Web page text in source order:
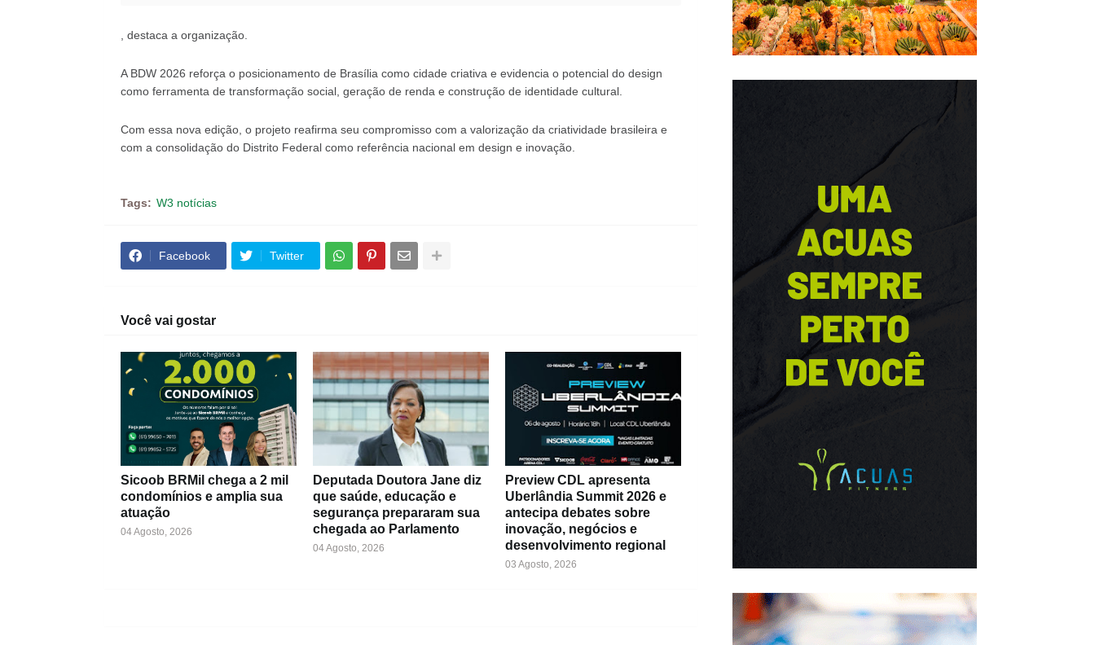
, destaca a organização.
A BDW 2026 reforça o posicionamento de Brasília como cidade criativa e evidencia o potencial do design
como ferramenta de transformação social, geração de renda e construção de identidade cultural.
Com essa nova edição, o projeto reafirma seu compromisso com a valorização da criatividade brasileira e
com a consolidação do Distrito Federal como referência nacional em design e inovação.
Tags: W3 notícias
Facebook Twitter
Você vai gostar
Sicoob BRMil chega a 2 mil
condomínios e amplia sua
atuação
04 Agosto, 2026
Deputada Doutora Jane diz
que saúde, educação e
segurança prepararam sua
chegada ao Parlamento
04 Agosto, 2026
Preview CDL apresenta
Uberlândia Summit 2026 e
antecipa debates sobre
inovação, negócios e
desenvolvimento regional
03 Agosto, 2026